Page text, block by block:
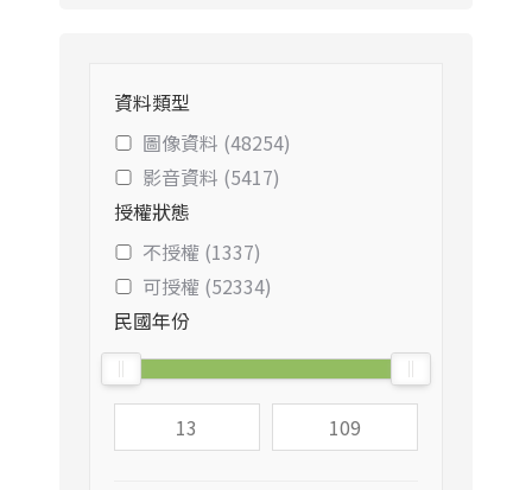
資料類型
圖像資料 (48254)
影音資料 (5417)
授權狀態
不授權 (1337)
可授權 (52334)
民國年份